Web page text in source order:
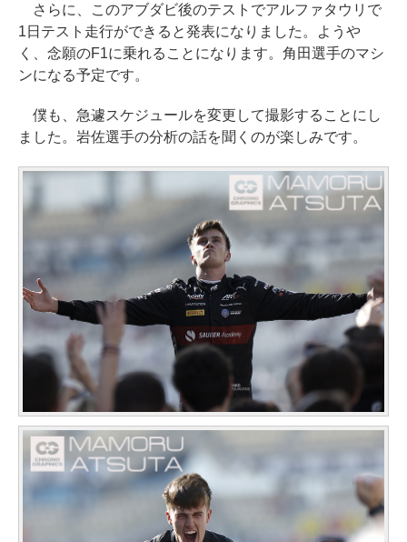
さらに、このアブダビ後のテストでアルファタウリで
1日テスト走行ができると発表になりました。ようや
く、念願のF1に乗れることになります。角田選手のマシ
ンになる予定です。
僕も、急遽スケジュールを変更して撮影することにし
ました。岩佐選手の分析の話を聞くのが楽しみです。